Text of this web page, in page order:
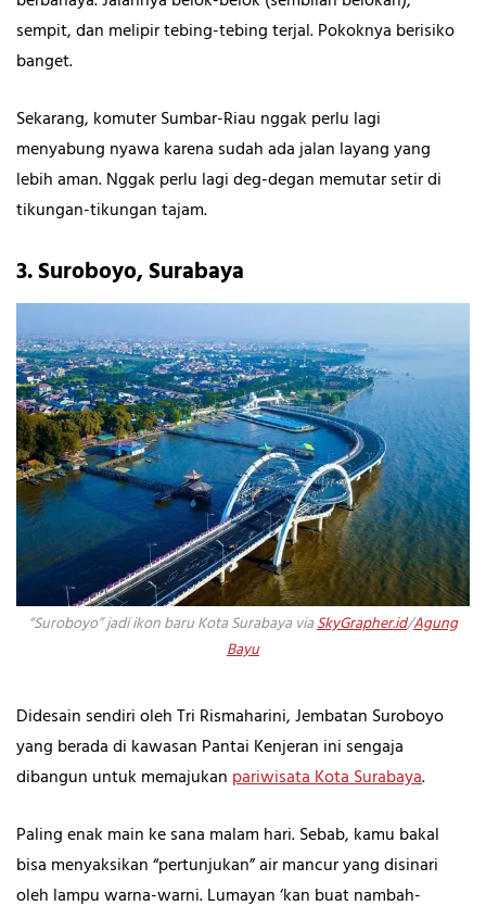
sempit, dan melipir tebing-tebing terjal. Pokoknya berisiko
banget.
Sekarang, komuter Sumbar-Riau nggak perlu lagi
menyabung nyawa karena sudah ada jalan layang yang
lebih aman. Nggak perlu lagi deg-degan memutar setir di
tikungan-tikungan tajam.
3. Suroboyo, Surabaya
“Suroboyo” jadi ikon baru Kota Surabaya viaSkyGrapher.id/Agung
Bayu
Didesain sendiri oleh Tri Rismaharini, Jembatan Suroboyo
yang berada di kawasan Pantai Kenjeran ini sengaja
dibangun untuk memajukan pariwisata Kota Surabaya.
Paling enak main ke sana malam hari. Sebab, kamu bakal
bisa menyaksikan “pertunjukan” air mancur yang disinari
oleh lampu warna-warni. Lumayan ‘kan buat nambah-